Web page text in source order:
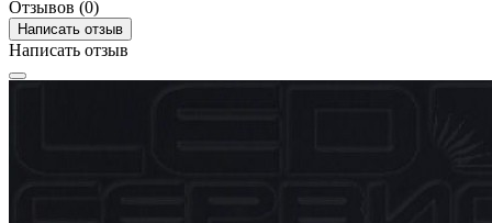
Отзывов (0)
Написать отзыв
Написать отзыв